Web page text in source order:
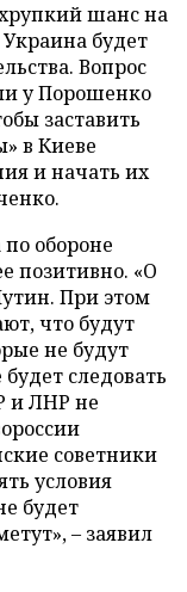
шанс на
будет
Вопрос
у Порошенко
заставить
в Киеве
и начать их
обороне
позитивно. «О
При этом
что будут
не будут
следовать
и ЛНР не
советники
условия
будет
– заявил